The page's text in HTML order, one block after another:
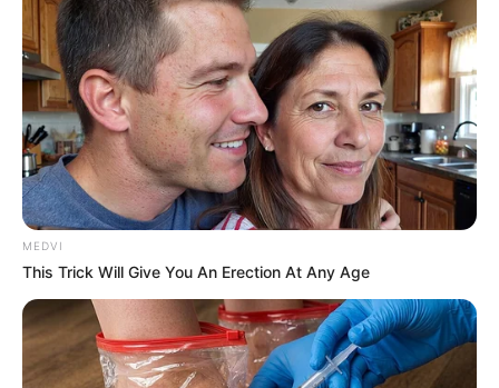
These Actors Didn't Want To Share The Spotlight
BRAINBERRIES
MEDVI
This Trick Will Give You An Erection At Any Age